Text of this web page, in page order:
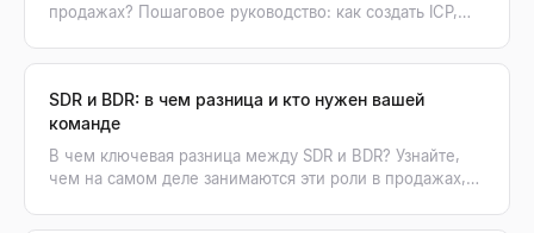
продажах? Пошаговое руководство: как создать ICP,
SDR и BDR: в чем разница и кто нужен вашей
команде
В чем ключевая разница между SDR и BDR? Узнайте,
чем на самом деле занимаются эти роли в продажах,